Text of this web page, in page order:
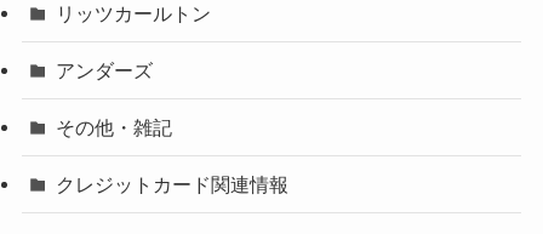
リッツカールトン
アンダーズ
その他・雑記
クレジットカード関連情報